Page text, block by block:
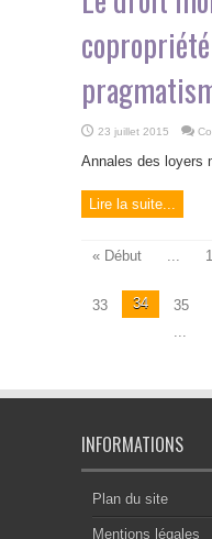
23 juillet 2015
Annales des loyers
Lire la suite...
« Début ...
33
34 35
...
INFORMATIONS
Plan du site
Mentions légales